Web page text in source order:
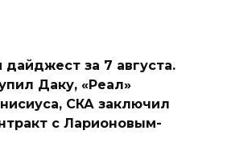
за 7 августа.
Даку, «Реал»
СКА заключил
с Ларионовым-